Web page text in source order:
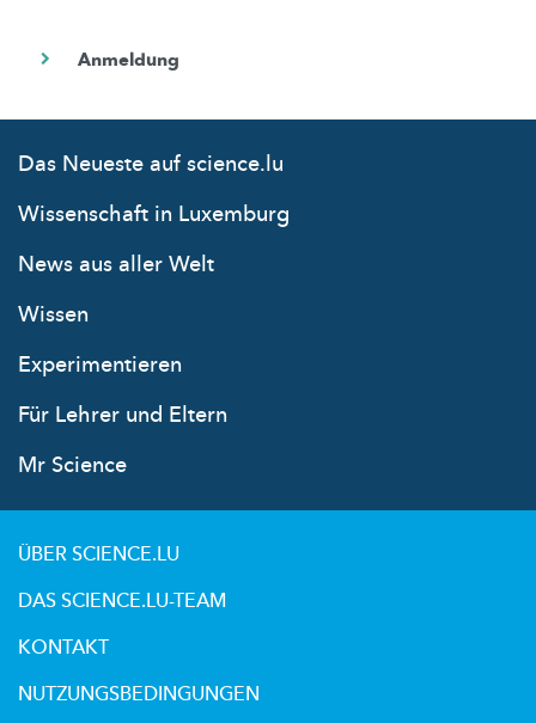
Das Neueste auf science.lu
Wissenschaft in Luxemburg
News aus aller Welt
Wissen
Experimentieren
Für Lehrer und Eltern
Mr Science
ÜBER SCIENCE.LU
DAS SCIENCE.LU-TEAM
KONTAKT
NUTZUNGSBEDINGUNGEN